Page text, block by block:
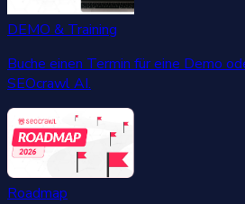
DEMO & Training
Buche einen Termin für eine Demo
SEOcrawl AI.
Roadmap